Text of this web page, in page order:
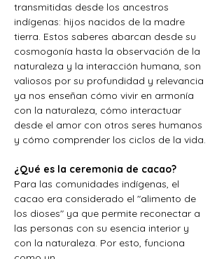
transmitidas desde los ancestros
indígenas: hijos nacidos de la madre
tierra. Estos saberes abarcan desde su
cosmogonía hasta la observación de la
naturaleza y la interacción humana, son
valiosos por su profundidad y relevancia
ya nos enseñan cómo vivir en armonía
con la naturaleza, cómo interactuar
desde el amor con otros seres humanos
y cómo comprender los ciclos de la vida.
¿Qué es la ceremonia de cacao?
Para las comunidades indígenas, el
cacao era considerado el "alimento de
los dioses" ya que permite reconectar a
las personas con su esencia interior y
con la naturaleza. Por esto, funciona